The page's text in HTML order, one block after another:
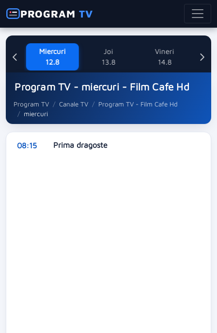
PROGRAMTV
Miercuri
12.8
Joi
13.8
Vineri
14.8
Program TV - miercuri - Film Cafe Hd
Program TV Canale TV
Program TV - Film Cafe Hd
miercuri
08:15 Prima dragoste